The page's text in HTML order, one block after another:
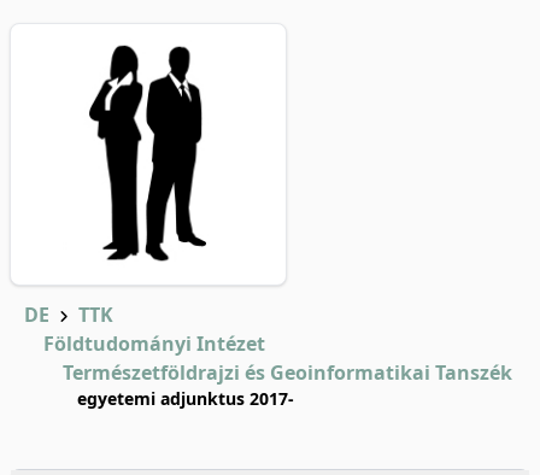
DE
TTK
Földtudományi Intézet
Természetföldrajzi és Geoinformatikai Tanszék
egyetemi adjunktus 2017-